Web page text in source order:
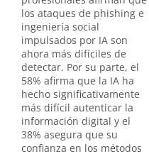
los ataques de phishing e
ingeniería social
impulsados por IA son
ahora más difíciles de
detectar. Por su parte, el
58% afirma que la IA ha
hecho significativamente
más difícil autenticar la
información digital y el
38% asegura que su
confianza en los métodos